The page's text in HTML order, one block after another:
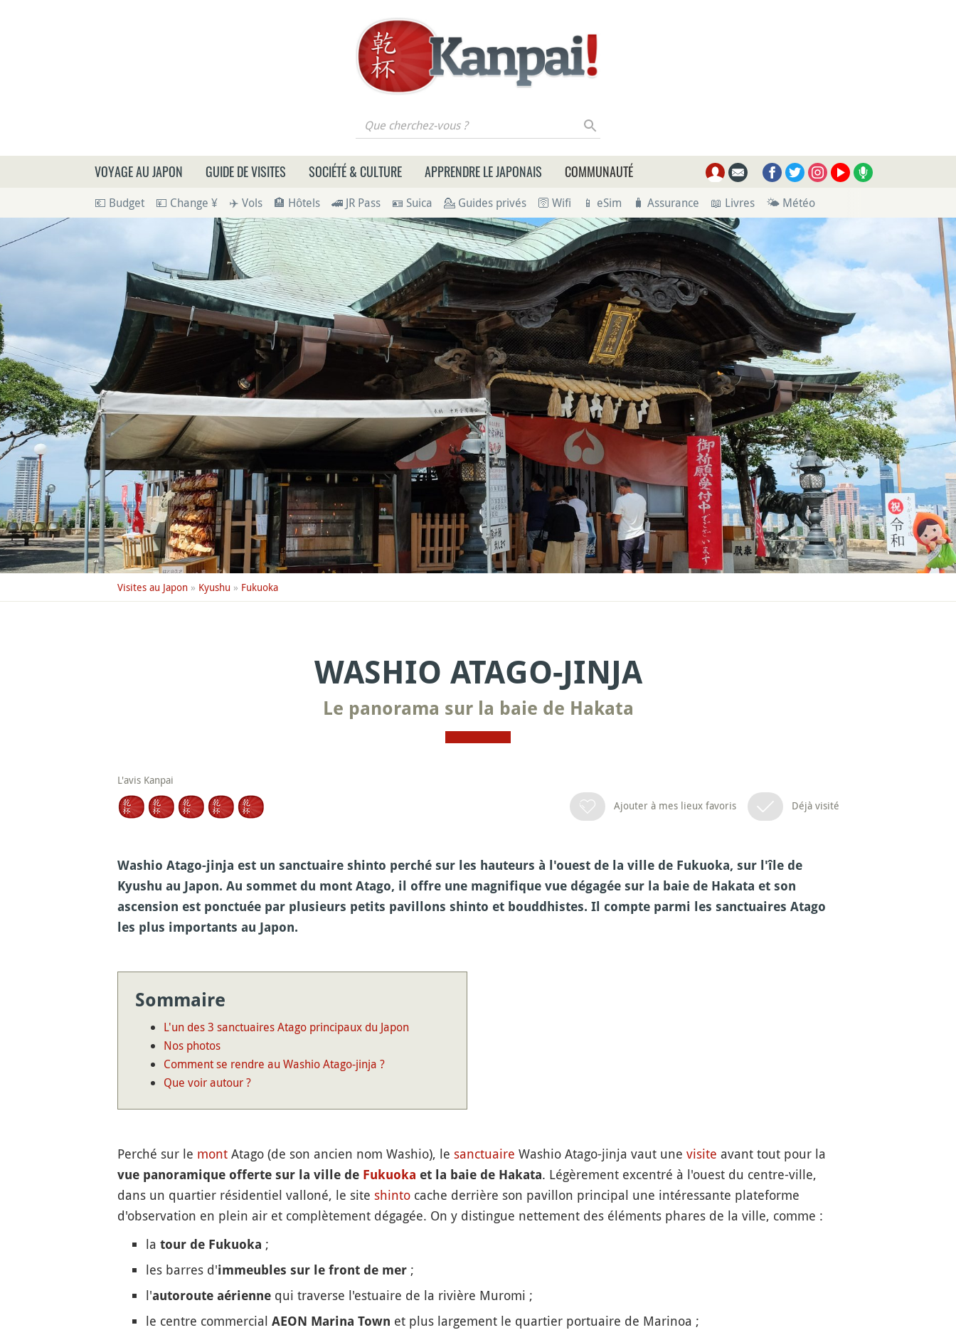
Que cherchez-vous ?
VOYAGE AU JAPON GUIDE DE VISITES SOCIÉTÉ & CULTURE APPRENDRE LE JAPONAIS COMMUNAUTÉ
💶 Budget 💴 Change ¥ ✈️ Vols 🏨 Hôtels 🚄 JR Pass 🪪 Suica 💁 Guides privés 🛜 Wifi 📱 eSim 🧳 Assurance 📖 Livres 🌤 Météo
Visites au Japon» Kyushu » Fukuoka
WASHIO ATAGO-JINJA
Le panorama sur la baie de Hakata
L'avis Kanpai
Ajouter à mes lieux favoris
Déjà visité
Washio Atago-jinja est un sanctuaire shinto perché sur les hauteurs à l'ouest de la ville de Fukuoka, sur l'île de
Kyushu au Japon. Au sommet du mont Atago, il offre une magnifique vue dégagée sur la baie de Hakata et son
ascension est ponctuée par plusieurs petits pavillons shinto et bouddhistes. Il compte parmi les sanctuaires Atago
les plus importants au Japon.
Sommaire
L'un des 3 sanctuaires Atago principaux du Japon
Nos photos
Comment se rendre au Washio Atago-jinja ?
Que voir autour ?
Perché sur le montAtago (de son ancien nom Washio), le sanctuaire Washio Atago-jinja vaut une visite avant tout pour la
vue panoramique offerte sur la ville de Fukuoka et la baie de Hakata. Légèrement excentré à l'ouest du centre-ville,
dans un quartier résidentiel valloné, le site shintocache derrière son pavillon principal une intéressante plateforme
d'observation en plein air et complètement dégagée. On y distingue nettement des éléments phares de la ville, comme :
la tour de Fukuoka ;
les barres d'immeubles sur le front de mer;
l'autoroute aériennequi traverse l'estuaire de la rivière Muromi ;
le centre commercial AEON Marina Town et plus largement le quartier portuaire de Marinoa ;